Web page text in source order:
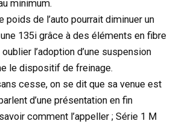
minimum.
poids de l’auto pourrait diminuer un
135i grâce à des éléments en fibre
l’adoption d’une suspension
le dispositif de freinage.
cesse, on se dit que sa venue est
d’une présentation en fin
comment l’appeller ; Série 1 M